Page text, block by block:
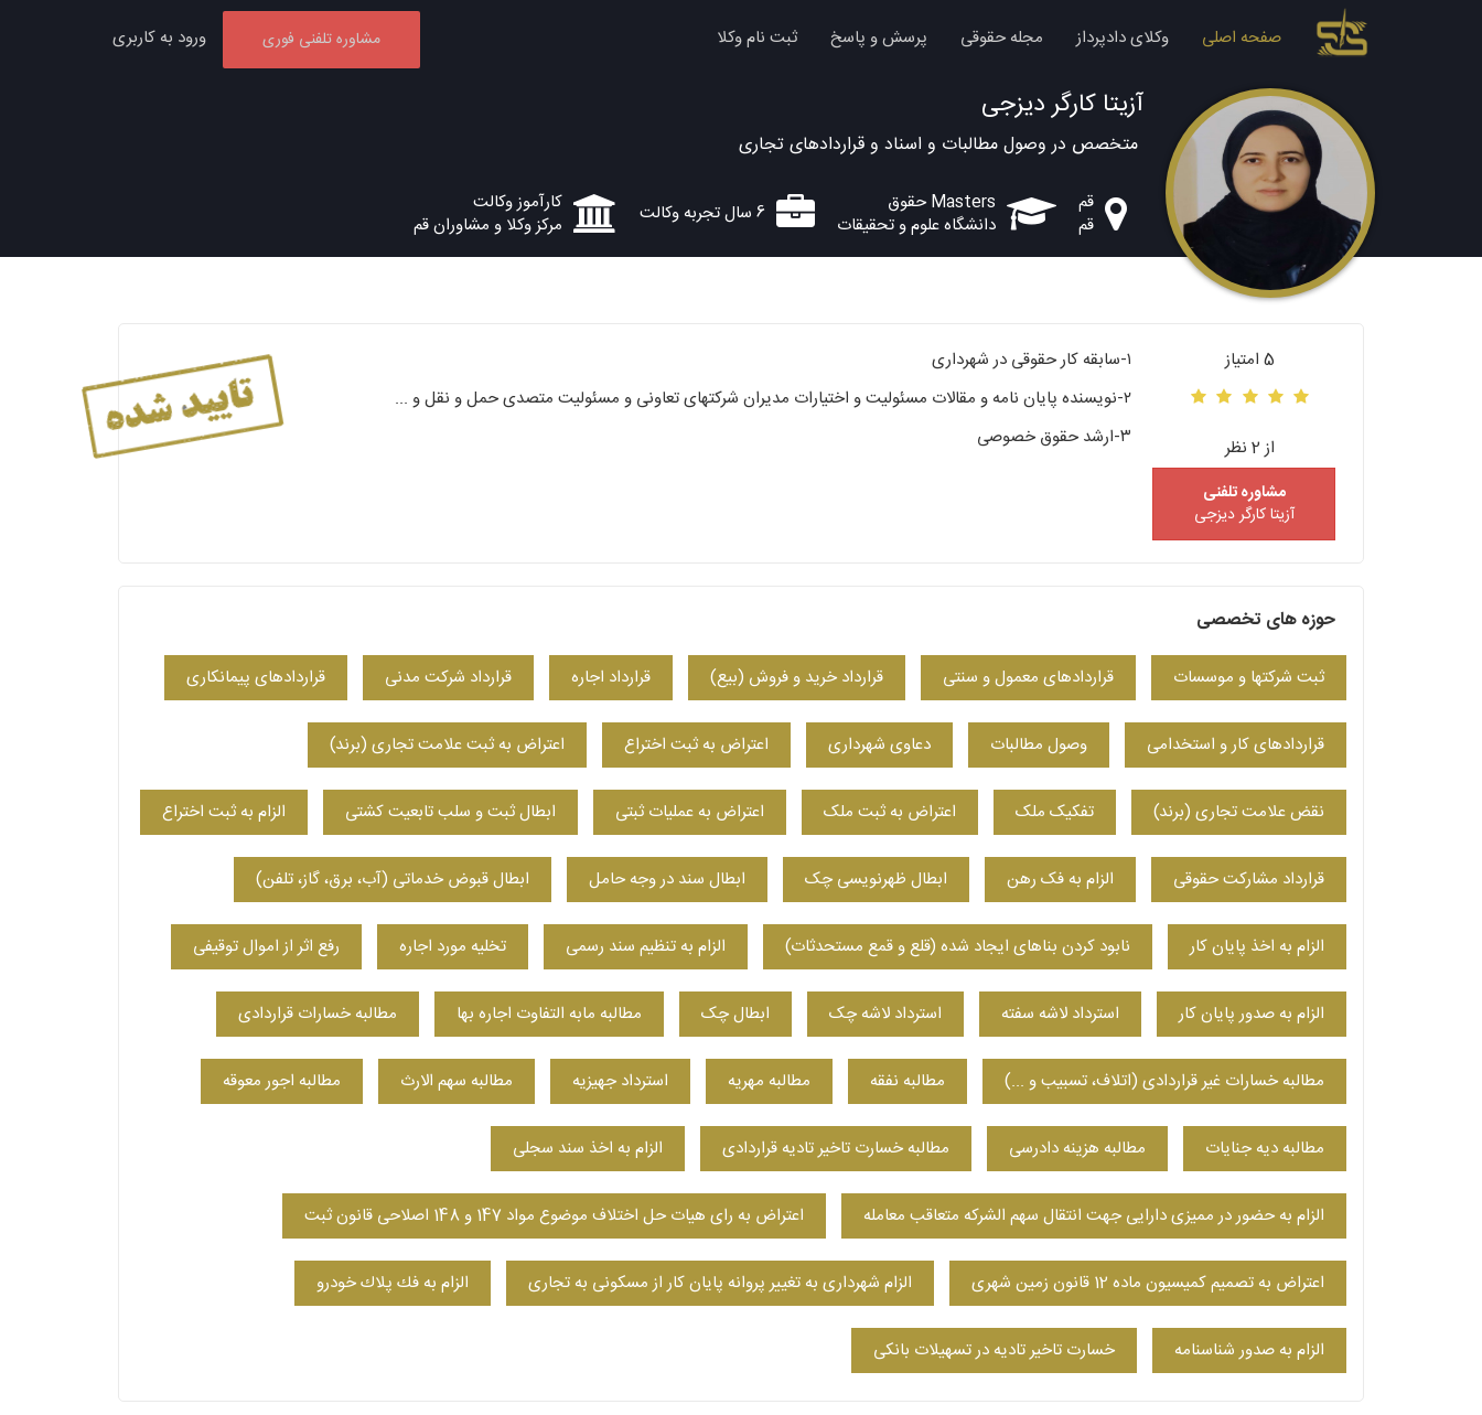
صفحه اصلی وکلای دادپرداز مجله حقوقی پرسش و پاسخ ثبت نام وکلا مشاوره تلفنی فوری ورود به کاربری
آزیتا کارگر دیزجی
متخصص در وصول مطالبات و اسناد و قراردادهای تجاری
قم
قم
Masters حقوق
دانشگاه علوم و تحقیقات
6 سال تجربه وکالت
کارآموز وکالت
مرکز وکلا و مشاوران قم
5 امتیاز
از 2 نظر
مشاوره تلفنی
آزیتا کارگر دیزجی
۱-سابقه کار حقوقی در شهرداری
۲-نویسنده پایان نامه و مقالات مسئولیت و اختیارات مدیران شرکتهای تعاونی و مسئولیت متصدی حمل و نقل و ...
۳-ارشد حقوق خصوصی
حوزه های تخصصی
ثبت شرکتها و موسسات قراردادهای معمول و سنتی قرارداد خرید و فروش (بیع) قرارداد اجاره قرارداد شرکت مدنی قراردادهای پیمانکاری
قراردادهای کار و استخدامی وصول مطالبات دعاوی شهرداری اعتراض به ثبت اختراع اعتراض به ثبت علامت تجاری (برند)
نقض علامت تجاری (برند) تفکیک ملک اعتراض به ثبت ملک اعتراض به عملیات ثبتی ابطال ثبت و سلب تابعیت کشتی الزام به ثبت اختراع
قرارداد مشارکت حقوقی الزام به فک رهن ابطال ظهرنویسی چک ابطال سند در وجه حامل ابطال قبوض خدماتی (آب، برق، گاز، تلفن)
الزام به اخذ پایان کار نابود کردن بناهای ایجاد شده (قلع و قمع مستحدثات) الزام به تنظیم سند رسمی تخلیه مورد اجاره رفع اثر از اموال توقیفی
الزام به صدور پایان کار استرداد لاشه سفته استرداد لاشه چک ابطال چک مطالبه مابه التفاوت اجاره بها مطالبه خسارات قراردادی
مطالبه خسارات غیر قراردادی (اتلاف، تسبیب و ...) مطالبه نفقه مطالبه مهریه استرداد جهیزیه مطالبه سهم الارث مطالبه اجور معوقه
مطالبه دیه جنایات مطالبه هزینه دادرسی مطالبه خسارت تاخیر تادیه قراردادی الزام به اخذ سند سجلی
الزام به حضور در ممیزی دارایی جهت انتقال سهم الشرکه متعاقب معامله اعتراض به رای هیات حل اختلاف موضوع مواد 147 و 148 اصلاحی قانون ثبت
اعتراض به تصمیم کمیسیون ماده 12 قانون زمین شهری الزام شهرداری به تغییر پروانه پایان کار از مسکونی به تجاری الزام به فك پلاك خودرو
الزام به صدور شناسنامه خسارت تاخیر تادیه در تسهیلات بانکی